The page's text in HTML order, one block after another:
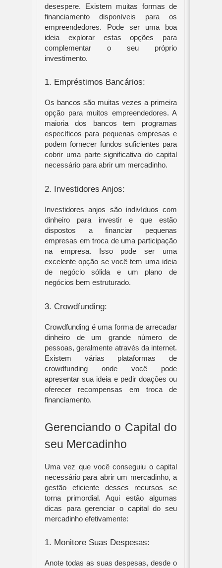
desespere. Existem muitas formas de
financiamento disponíveis para os
empreendedores. Pode ser uma boa
ideia explorar estas opções para
complementar o seu próprio
investimento.
1. Empréstimos Bancários:
Os bancos são muitas vezes a primeira
opção para muitos empreendedores. A
maioria dos bancos tem programas
específicos para pequenas empresas e
podem fornecer fundos suficientes para
cobrir uma parte significativa do capital
necessário para abrir um mercadinho.
2. Investidores Anjos:
Investidores anjos são indivíduos com
dinheiro para investir e que estão
dispostos a financiar pequenas
empresas em troca de uma participação
na empresa. Isso pode ser uma
excelente opção se você tem uma ideia
de negócio sólida e um plano de
negócios bem estruturado.
3. Crowdfunding:
Crowdfunding é uma forma de arrecadar
dinheiro de um grande número de
pessoas, geralmente através da internet.
Existem várias plataformas de
crowdfunding onde você pode
apresentar sua ideia e pedir doações ou
oferecer recompensas em troca de
financiamento.
Gerenciando o Capital do
seu Mercadinho
Uma vez que você conseguiu o capital
necessário para abrir um mercadinho, a
gestão eficiente desses recursos se
torna primordial. Aqui estão algumas
dicas para gerenciar o capital do seu
mercadinho efetivamente:
1. Monitore Suas Despesas:
Anote todas as suas despesas, desde o